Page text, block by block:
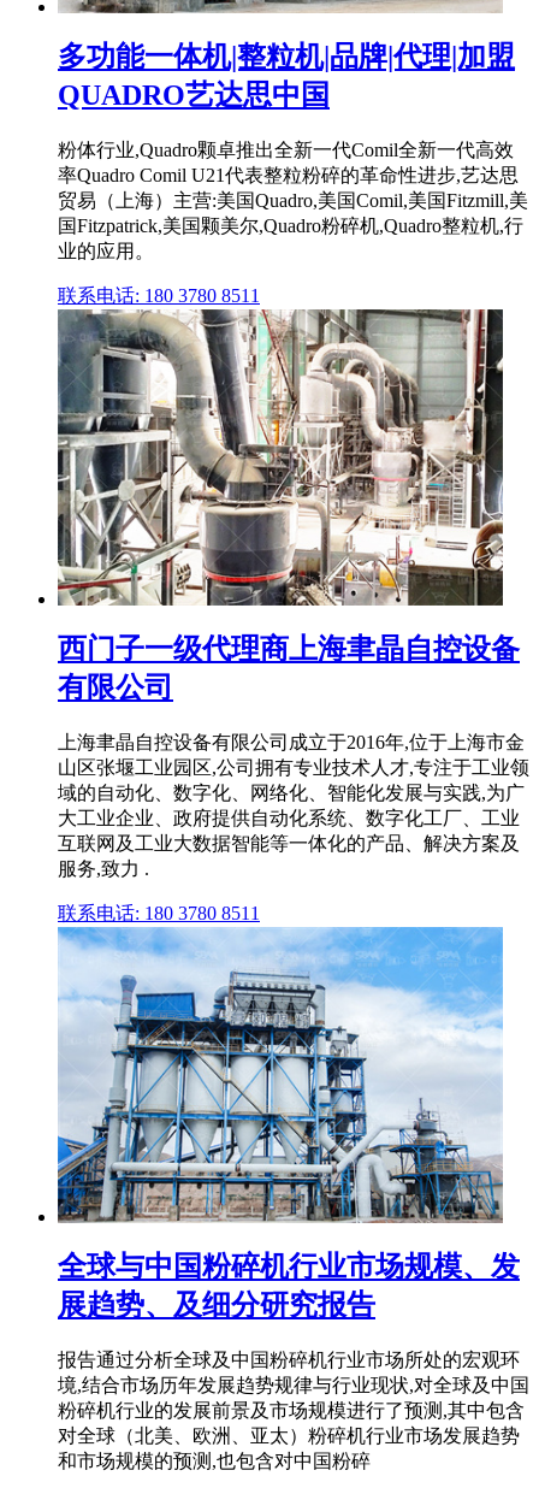
多功能一体机|整粒机|品牌|代理|加盟
QUADRO艺达思中国
粉体行业,Quadro颗卓推出全新一代Comil全新一代高效
率Quadro Comil U21代表整粒粉碎的革命性进步,艺达思
贸易（上海）主营:美国Quadro,美国Comil,美国Fitzmill,美
国Fitzpatrick,美国颗美尔,Quadro粉碎机,Quadro整粒机,行
业的应用。
联系电话: 180 3780 8511
西门子一级代理商上海聿晶自控设备
有限公司
上海聿晶自控设备有限公司成立于2016年,位于上海市金
山区张堰工业园区,公司拥有专业技术人才,专注于工业领
域的自动化、数字化、网络化、智能化发展与实践,为广
大工业企业、政府提供自动化系统、数字化工厂、工业
互联网及工业大数据智能等一体化的产品、解决方案及
服务,致力 .
联系电话: 180 3780 8511
全球与中国粉碎机行业市场规模、发
展趋势、及细分研究报告
报告通过分析全球及中国粉碎机行业市场所处的宏观环
境,结合市场历年发展趋势规律与行业现状,对全球及中国
粉碎机行业的发展前景及市场规模进行了预测,其中包含
对全球（北美、欧洲、亚太）粉碎机行业市场发展趋势
和市场规模的预测,也包含对中国粉碎